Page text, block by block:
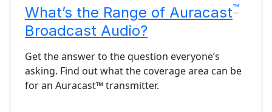
What’s the Range of Auracast™
Broadcast Audio?
Get the answer to the question everyone’s
asking. Find out what the coverage area can be
for an Auracast™ transmitter.